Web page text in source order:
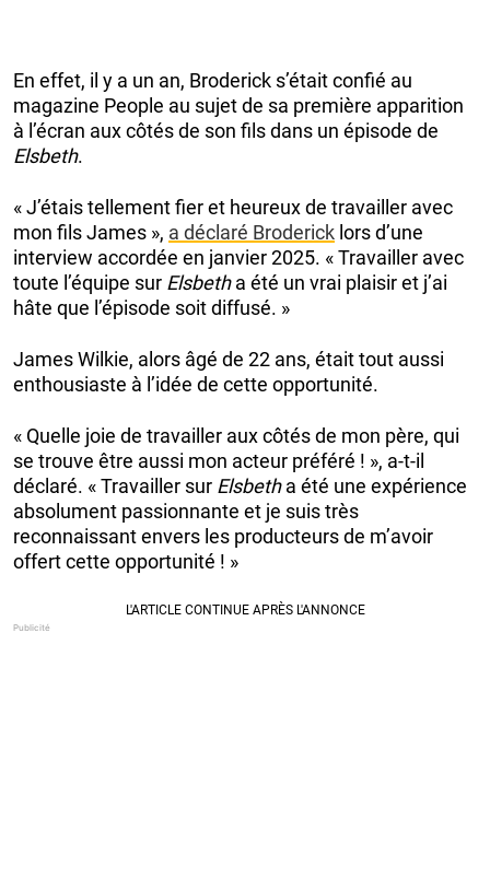
En effet, il y a un an, Broderick s’était confié au
magazine People au sujet de sa première apparition
à l’écran aux côtés de son fils dans un épisode de
Elsbeth.
« J’étais tellement fier et heureux de travailler avec
mon fils James », a déclaré Broderick lors d’une
interview accordée en janvier 2025. « Travailler avec
toute l’équipe sur Elsbetha été un vrai plaisir et j’ai
hâte que l’épisode soit diffusé. »
James Wilkie, alors âgé de 22 ans, était tout aussi
enthousiaste à l’idée de cette opportunité.
« Quelle joie de travailler aux côtés de mon père, qui
se trouve être aussi mon acteur préféré ! », a-t-il
déclaré. « Travailler sur Elsbetha été une expérience
absolument passionnante et je suis très
reconnaissant envers les producteurs de m’avoir
offert cette opportunité ! »